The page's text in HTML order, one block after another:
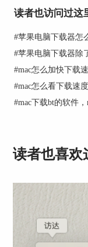
库，可搜索各
输入框键入资
键，folx会自
侧的“下载”按
读者也访问过这
#苹果电脑下载器怎
#苹果电脑下载器除
#mac怎么加快下载
#mac怎么看下载速
#mac下载bt的软件
读者也喜欢